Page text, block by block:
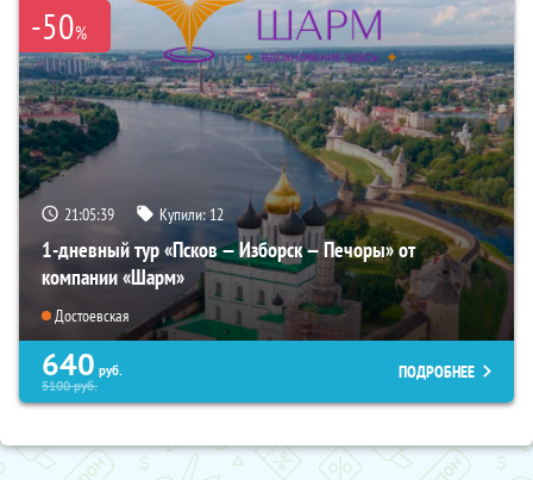
-50%
21:05:38 Купили:12
1-дневный тур «Псков — Изборск — Печоры» от
компании «Шарм»
Достоевская
640 руб.
5100руб.
ПОДРОБНЕЕ